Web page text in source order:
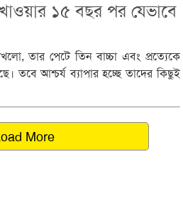
১৫ বছর পর যেভাবে
তার পেটে তিন বাচ্চা এবং প্রত্যেকে
তবে আশ্চর্য ব্যাপার হচ্ছে তাদের কিছুই
More